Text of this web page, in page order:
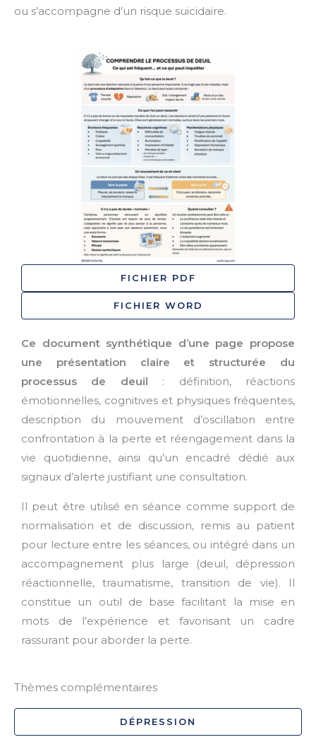
ou s’accompagne d’un risque suicidaire.
FICHIER PDF
FICHIER WORD
Ce document synthétique d’une page propose
une présentation claire et structurée du
processus de deuil : définition, réactions
émotionnelles, cognitives et physiques fréquentes,
description du mouvement d’oscillation entre
confrontation à la perte et réengagement dans la
vie quotidienne, ainsi qu’un encadré dédié aux
signaux d’alerte justifiant une consultation.
Il peut être utilisé en séance comme support de
normalisation et de discussion, remis au patient
pour lecture entre les séances, ou intégré dans un
accompagnement plus large (deuil, dépression
réactionnelle, traumatisme, transition de vie). Il
constitue un outil de base facilitant la mise en
mots de l’expérience et favorisant un cadre
rassurant pour aborder la perte.
Thèmes complémentaires
DÉPRESSION